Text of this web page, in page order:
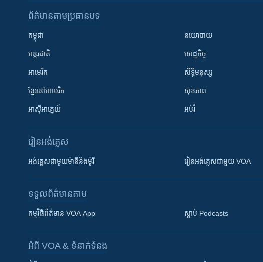
ព័ត៌មាន​តាមប្រធានបទ​
កម្ពុជា
អន្តរជាតិ
អាមេរិក
ខ្មែរ​នៅអាមេរិក
អាស៊ីអាគ្នេយ៍
នយោបាយ
សេដ្ឋកិច្ច
សិទ្ធិមនុស្ស
សុខភាព
អប់រំ
រៀន​​អង់គ្លេស
អង់គ្លេស​ជាមួយ​ម៉ានី​និង​ម៉ូរី រៀន​​​​​​អង់គ្លេស​​ជាមួយ VOA
ទទួល​ព័ត៌មាន​តាម
កម្មវិធី​ព័ត៌មាន VOA App ស្តាប់ Podcasts
អំពី​ VOA & ទំនាក់ទំនង